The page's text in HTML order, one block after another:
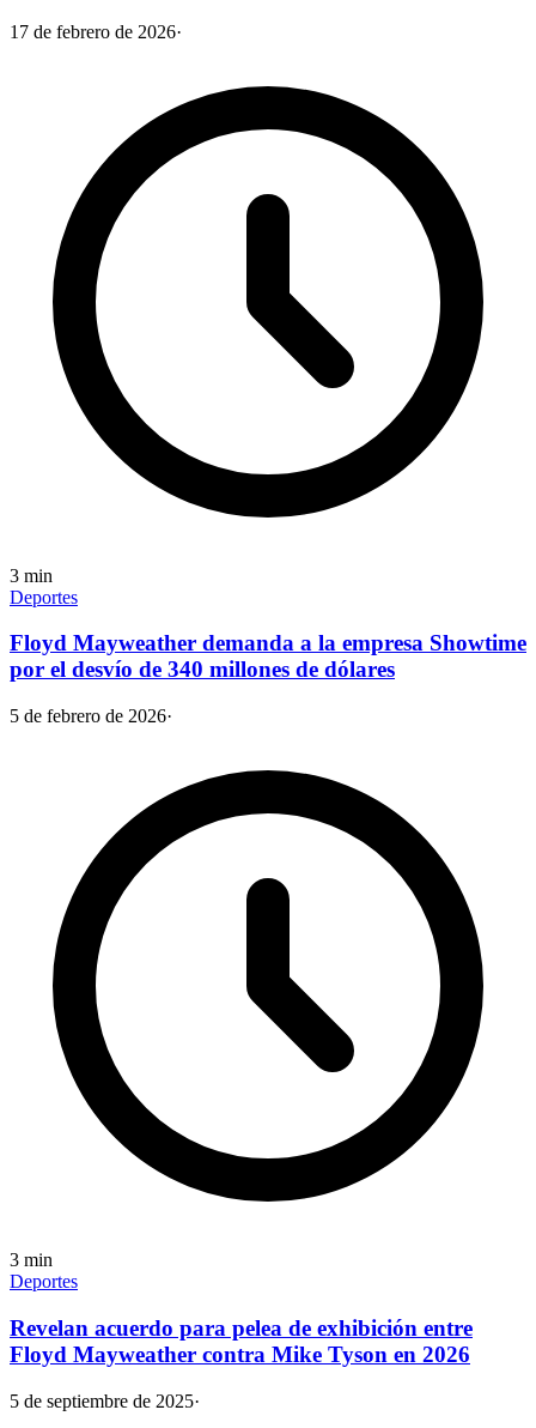
17 de febrero de 2026·
3 min
Deportes
Floyd Mayweather demanda a la empresa Showtime
por el desvío de 340 millones de dólares
5 de febrero de 2026·
3 min
Deportes
Revelan acuerdo para pelea de exhibición entre
Floyd Mayweather contra Mike Tyson en 2026
5 de septiembre de 2025·